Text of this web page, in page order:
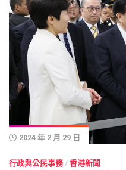
2024 年 2 月 29 日
行政與公民事務/ 香港新聞